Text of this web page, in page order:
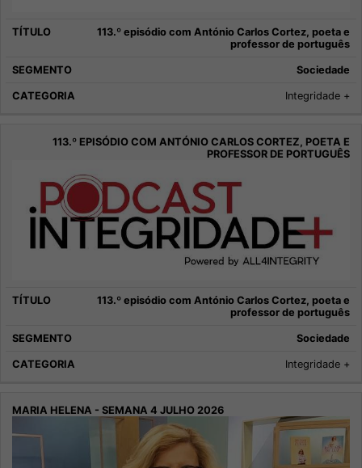
113.º episódio com António Carlos Cortez, poeta e
professor de português
Sociedade
Integridade +
113.º episódio com António Carlos Cortez, poeta e
professor de português
Sociedade
Integridade +